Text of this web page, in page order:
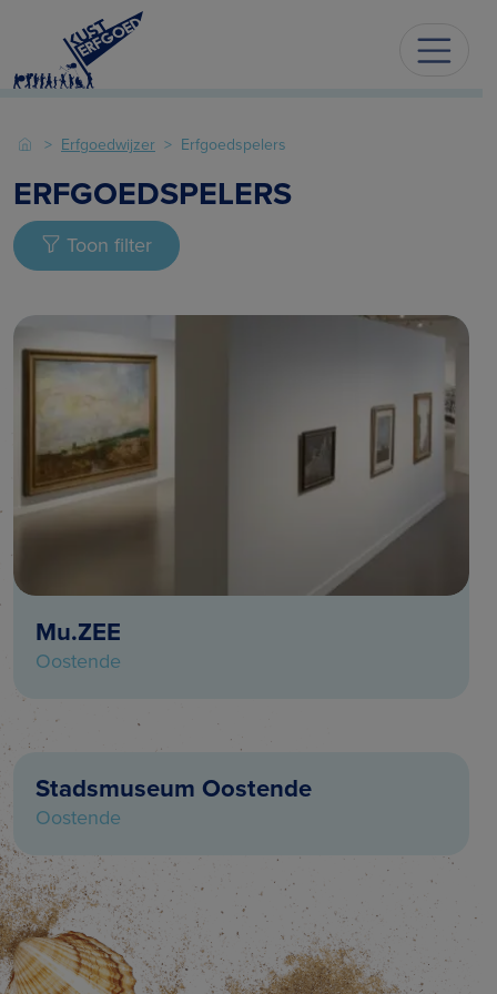
Erfgoedwijzer Erfgoedspelers
ERFGOEDSPELERS
Toon filter
Mu.ZEE
Oostende
Stadsmuseum Oostende
Oostende